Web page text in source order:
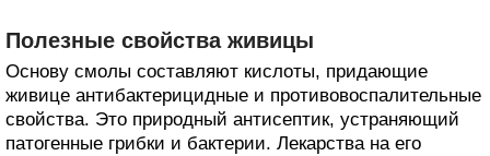
Полезные свойства живицы
Основу смолы составляют кислоты, придающие
живице антибактерицидные и противовоспалительные
свойства. Это природный антисептик, устраняющий
патогенные грибки и бактерии. Лекарства на его